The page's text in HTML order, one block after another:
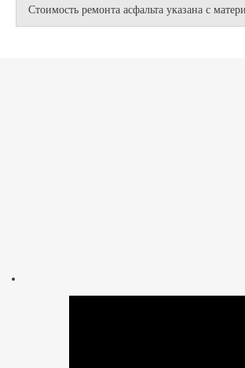
Стоимость ремонта асфальта указана с